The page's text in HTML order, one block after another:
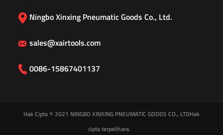
Ningbo Xinxing Pneumatic Goods Co., Ltd.
sales@xairtools.com
0086-15867401137
Hak Cipta © 2021 NINGBO XINXING PNEUMATIC GOODS CO., LTDHak
cipta terpelihara.